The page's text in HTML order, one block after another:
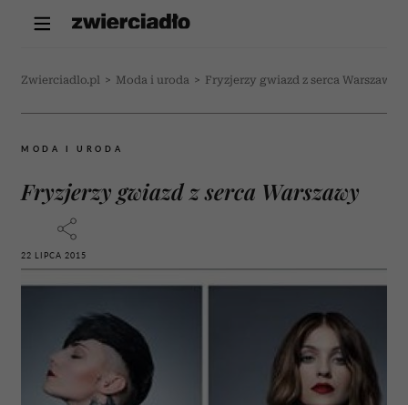
Zwierciadlo.pl > Moda i uroda > Fryzjerzy gwiazd z serca Warszawy
MODA I URODA
Fryzjerzy gwiazd z serca Warszawy
22 LIPCA 2015